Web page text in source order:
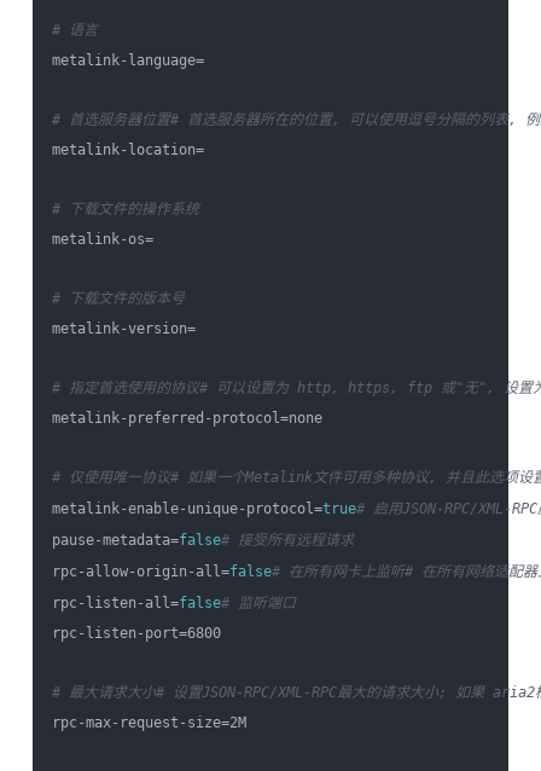
# 语言
metalink-language=
# 首选服务器位置# 首选服务器所在的位置, 可以使用逗号分隔的列表,
metalink-location=
# 下载文件的操作系统
metalink-os=
# 下载文件的版本号
metalink-version=
# 指定首选使用的协议# 可以设置为 http, https, ftp 或"无", 设置
metalink-preferred-protocol=none
# 仅使用唯一协议# 如果一个Metalink文件可用多种协议, 并且此选项
metalink-enable-unique-protocol=true# 启用JSON-RPC/XML-
pause-metadata=false# 接受所有远程请求
rpc-allow-origin-all=false# 在所有网卡上监听# 在所有网络适配
rpc-listen-all=false# 监听端口
rpc-listen-port=6800
# 最大请求大小# 设置JSON-RPC/XML-RPC最大的请求大小; 如果
rpc-max-request-size=2M